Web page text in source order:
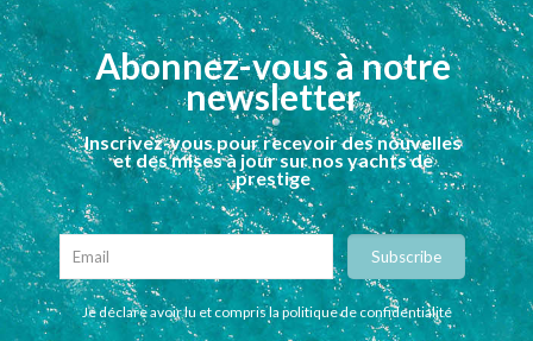
Abonnez-vous à notre
newsletter
Inscrivez-vous pour recevoir des nouvelles
et des mises à jour sur nos yachts de
prestige
Je déclare avoir lu et compris la politique de confidentialité